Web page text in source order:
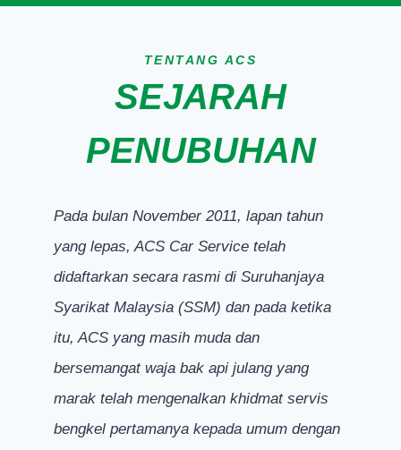
TENTANG ACS
SEJARAH
PENUBUHAN
Pada bulan November 2011, lapan tahun
yang lepas, ACS Car Service telah
didaftarkan secara rasmi di Suruhanjaya
Syarikat Malaysia (SSM) dan pada ketika
itu, ACS yang masih muda dan
bersemangat waja bak api julang yang
marak telah mengenalkan khidmat servis
bengkel pertamanya kepada umum dengan